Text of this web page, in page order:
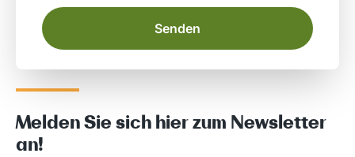
Melden Sie sich hier zum Newsletter
an!
Senden